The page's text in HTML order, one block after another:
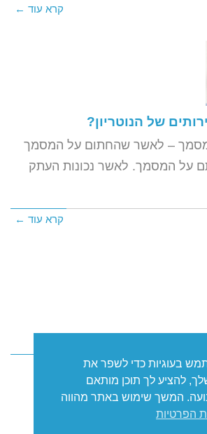
קרא עוד ←
של הנוטריון?
– לאשר שהחתום על המסמך
על המסמך. לאשר נכונות העתק
קרא עוד ←
בעוגיות כדי לשפר את
להציע לך תוכן מותאם
המשך שימוש באתר מהווה
הפרטיות